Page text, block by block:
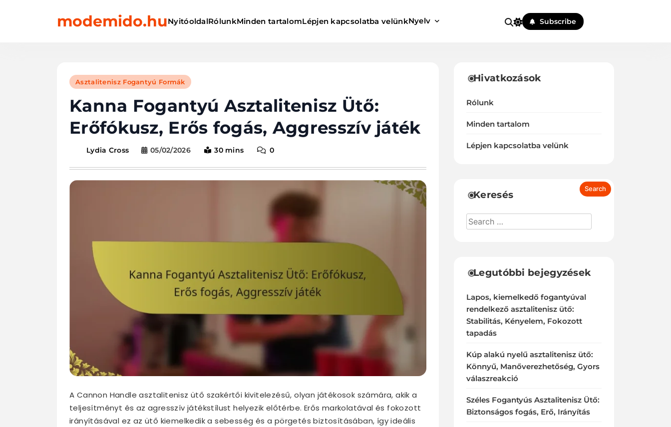
modemido.huNyitóoldalRólunkMinden tartalomLépjen kapcsolatba velünkNyelv Subscribe
Asztalitenisz Fogantyú Formák
Kanna Fogantyú Asztalitenisz Ütő:
Erőfókusz, Erős fogás, Aggresszív játék
Lydia Cross 05/02/2026 30 mins 0
A Cannon Handle asztalitenisz ütő szakértői kivitelezésű, olyan játékosok számára, akik a
teljesítményt és az agresszív játékstílust helyezik előtérbe. Erős markolatával és fokozott
irányításával ez az ütő kiemelkedik a sebesség és a pörgetés biztosításában, így ideális
Hivatkozások
Rólunk
Minden tartalom
Lépjen kapcsolatba velünk
Keresés
Legutóbbi bejegyzések
Lapos, kiemelkedő fogantyúval
rendelkező asztalitenisz ütő:
Stabilitás, Kényelem, Fokozott
tapadás
Kúp alakú nyelű asztalitenisz ütő:
Könnyű, Manőverezhetőség, Gyors
válaszreakció
Széles Fogantyús Asztalitenisz Ütő:
Biztonságos fogás, Erő, Irányítás